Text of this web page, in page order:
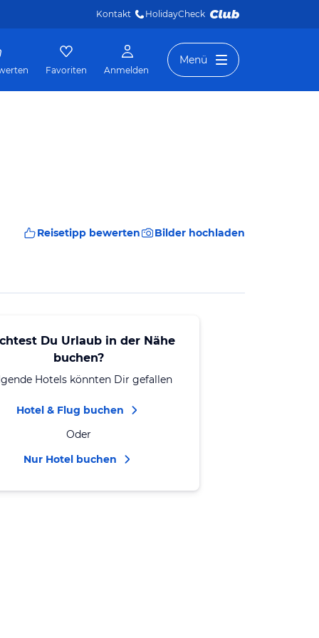
Kontakt HolidayCheck
Favoriten Anmelden
Menü
Reisetipp bewerten Bilder hochladen
Du Urlaub in der Nähe
buchen?
Hotels könnten Dir gefallen
Hotel & Flug buchen
Oder
Nur Hotel buchen